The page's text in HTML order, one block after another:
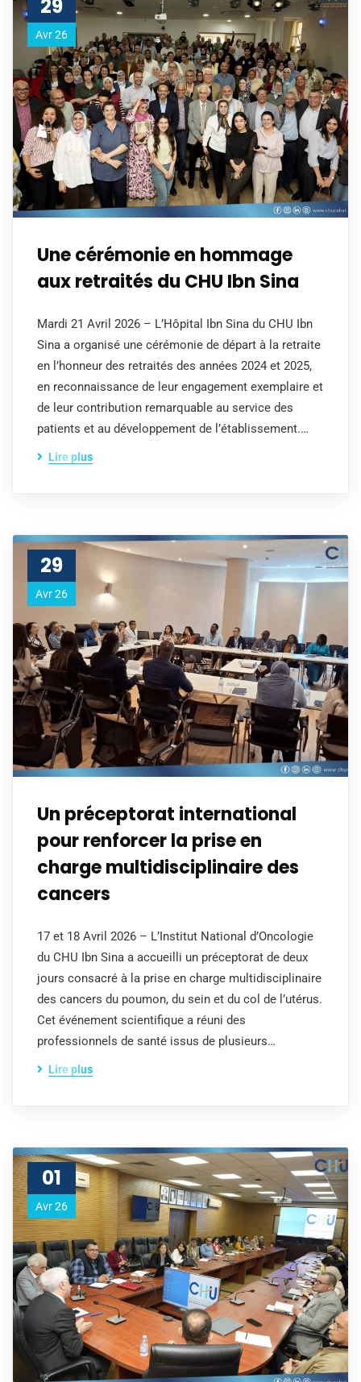
29
Avr 26
Une cérémonie en hommage
aux retraités du CHU Ibn Sina
Mardi 21 Avril 2026 – L’Hôpital Ibn Sina du CHU Ibn
Sina a organisé une cérémonie de départ à la retraite
en l’honneur des retraités des années 2024 et 2025,
en reconnaissance de leur engagement exemplaire et
de leur contribution remarquable au service des
patients et au développement de l’établissement.…
Lire plus
29
Avr 26
Un préceptorat international
pour renforcer la prise en
charge multidisciplinaire des
cancers
17 et 18 Avril 2026 – L’Institut National d’Oncologie
du CHU Ibn Sina a accueilli un préceptorat de deux
jours consacré à la prise en charge multidisciplinaire
des cancers du poumon, du sein et du col de l’utérus.
Cet événement scientifique a réuni des
professionnels de santé issus de plusieurs…
Lire plus
01
Avr 26